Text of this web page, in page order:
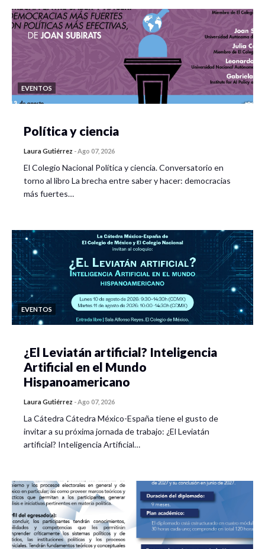
EVENTOS
Política y ciencia
Laura Gutiérrez -Ago 07, 2026
El Colegio Nacional Política y ciencia. Conversatorio en
torno al libro La brecha entre saber y hacer: democracias
más fuertes…
EVENTOS
¿El Leviatán artificial? Inteligencia
Artificial en el Mundo
Hispanoamericano
Laura Gutiérrez -Ago 07, 2026
La Cátedra Cátedra México-España tiene el gusto de
invitar a su próxima jornada de trabajo: ¿El Leviatán
artificial? Inteligencia Artificial…